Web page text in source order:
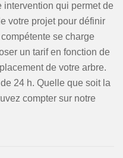
qui permet de
votre projet pour définir
se charge
un tarif en fonction de
de votre arbre.
24 h. Quelle que soit la
compter sur notre